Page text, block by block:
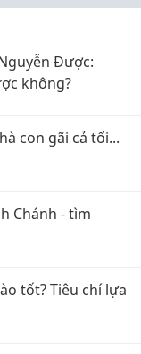
Được:
không?
con gãi cả tối...
Chánh - tìm
tốt? Tiêu chí lựa